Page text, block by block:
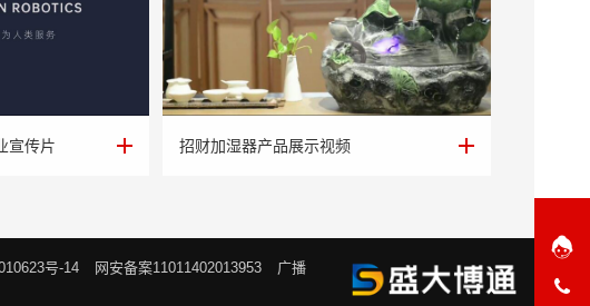
宣传片
宣传片 招财加湿器产品展示视频
招财加湿器产品展示视频
号-14 网安备案11011402013953
广播